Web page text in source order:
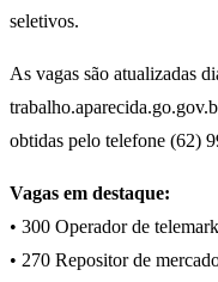
seletivos.
As vagas são atualizadas
obtidas pelo telefone (62)
Vagas em destaque:
• 300 Operador de
• 270 Repositor de